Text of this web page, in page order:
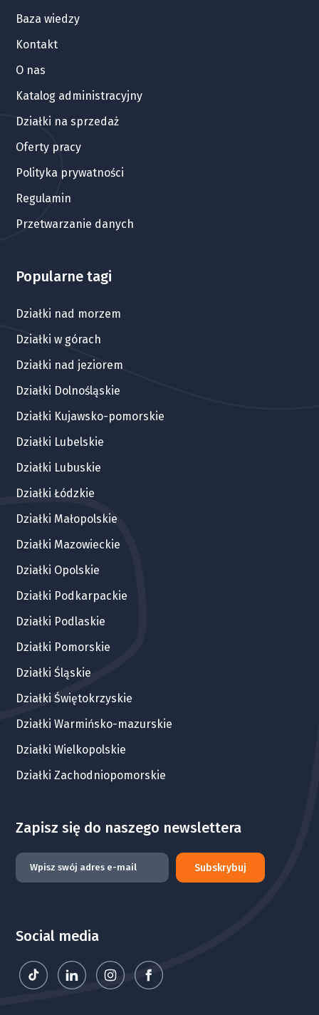
Baza wiedzy
Kontakt
O nas
Katalog administracyjny
Działki na sprzedaż
Oferty pracy
Polityka prywatności
Regulamin
Przetwarzanie danych
Popularne tagi
Działki nad morzem
Działki w górach
Działki nad jeziorem
Działki Dolnośląskie
Działki Kujawsko-pomorskie
Działki Lubelskie
Działki Lubuskie
Działki Łódzkie
Działki Małopolskie
Działki Mazowieckie
Działki Opolskie
Działki Podkarpackie
Działki Podlaskie
Działki Pomorskie
Działki Śląskie
Działki Świętokrzyskie
Działki Warmińsko-mazurskie
Działki Wielkopolskie
Działki Zachodniopomorskie
Zapisz się do naszego newslettera
Subskrybuj
Social media